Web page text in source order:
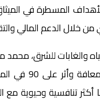
المسطرة في
خلال الدعم المالي
والغابات للشرق،
بعد الذبول
أكثر تنافسية وحيوية